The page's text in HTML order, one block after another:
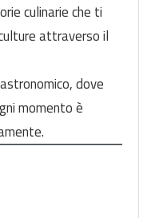
culinarie che ti
attraverso il
dove
momento è